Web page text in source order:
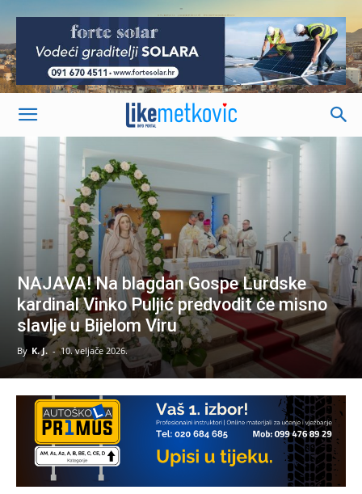
-
NAJAVA! Na blagdan Gospe Lurdske
kardinal Vinko Puljić predvodit će misno
slavlje u Bijelom Viru
By K. J. - 10. veljače 2026.